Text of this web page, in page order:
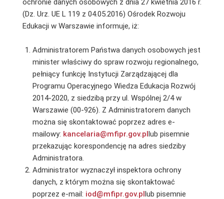
ochronie danych osobowych z dnia 27 kwietnia 2016 r.
(Dz. Urz. UE L 119 z 04.05.2016) Ośrodek Rozwoju
Edukacji w Warszawie informuje, iż:
Administratorem Państwa danych osobowych jest
minister właściwy do spraw rozwoju regionalnego,
pełniący funkcję Instytucji Zarządzającej dla
Programu Operacyjnego Wiedza Edukacja Rozwój
2014-2020, z siedzibą przy ul. Wspólnej 2/4 w
Warszawie (00-926). Z Administratorem danych
można się skontaktować poprzez adres e-
mailowy: kancelaria@mfipr.gov.pllub pisemnie
przekazując korespondencję na adres siedziby
Administratora.
Administrator wyznaczył inspektora ochrony
danych, z którym można się skontaktować
poprzez e-mail: iod@mfipr.gov.pllub pisemnie